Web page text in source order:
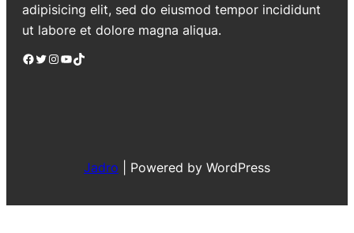
adipisicing elit, sed do eiusmod tempor incididunt
ut labore et dolore magna aliqua.
Facebook Twitter Instagram YouTube TikTok
Jadro Powered by WordPress